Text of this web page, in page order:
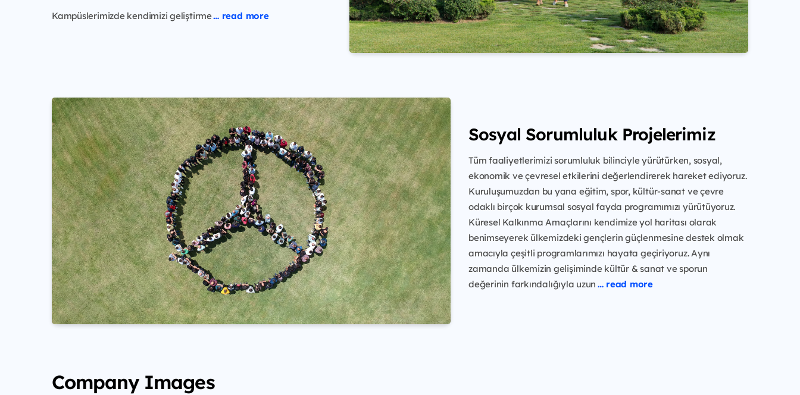
Kampüslerimizde kendimizi geliştirme… read more
Sosyal Sorumluluk Projelerimiz
Tüm faaliyetlerimizi sorumluluk bilinciyle yürütürken, sosyal,
ekonomik ve çevresel etkilerini değerlendirerek hareket ediyoruz.
Kuruluşumuzdan bu yana eğitim, spor, kültür-sanat ve çevre
odaklı birçok kurumsal sosyal fayda programımızı yürütüyoruz.
Küresel Kalkınma Amaçlarını kendimize yol haritası olarak
benimseyerek ülkemizdeki gençlerin güçlenmesine destek olmak
amacıyla çeşitli programlarımızı hayata geçiriyoruz. Aynı
zamanda ülkemizin gelişiminde kültür & sanat ve sporun
değerinin farkındalığıyla uzun … read more
Company Images